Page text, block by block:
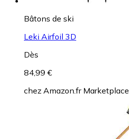
Bâtons de ski
Leki Airfoil 3D
Dès
84,99 €
chez Amazon.fr Marketplace